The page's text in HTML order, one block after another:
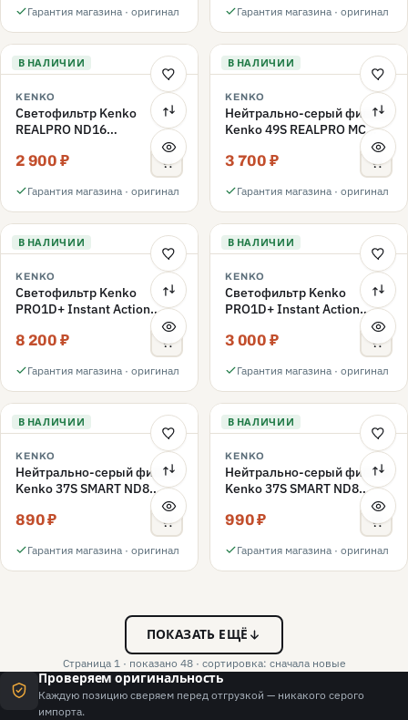
Гарантия магазина · оригинал Гарантия магазина · оригинал
В НАЛИЧИИ
KENKO
Светофильтр Kenko
REALPRO ND16
нейтрально-серый 49mm
2 900 ₽
Гарантия магазина · оригинал
В НАЛИЧИИ
KENKO
Нейтрально-серый фильтр
Kenko 49S REALPRO MC
3 700 ₽
Гарантия магазина · оригинал
В НАЛИЧИИ
KENKO
Светофильтр Kenko
PRO1D+ Instant Action
Variable NDX3-450+C-PLS
переменной плотности
8 200 ₽
Гарантия магазина · оригинал
В НАЛИЧИИ
KENKO
Светофильтр Kenko
PRO1D+ Instant Action
Variable NDX3-450+C-PL
поляризационный 49mm
3 000 ₽
Гарантия магазина · оригинал
В НАЛИЧИИ
KENKO
Нейтрально-серый фильтр
Kenko 37S SMART ND8
890 ₽
Гарантия магазина · оригинал
В НАЛИЧИИ
KENKO
Нейтрально-серый фильтр
Kenko 37S SMART ND8
990 ₽
Гарантия магазина · оригинал
ПОКАЗАТЬ ЕЩЁ
Страница 1 · показано 48 · сортировка: сначала новые
Проверяем оригинальность
Каждую позицию сверяем перед отгрузкой — никакого серого
импорта.